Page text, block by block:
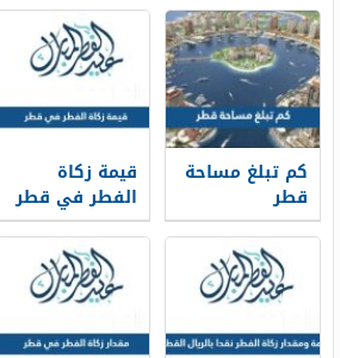
كم تبلغ مساحة
قطر
قيمة زكاة
الفطر في قطر
2026